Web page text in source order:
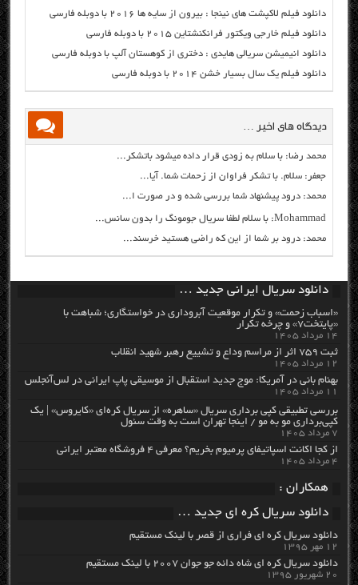
دانلود فیلم لاکپشت های نینجا : بیرون از سایه ها ۲۰۱۶ با دوبله فارسی
دانلود فیلم خارجی ویکتور فرانکنشتاین ۲۰۱۵ با دوبله فارسی
دانلود انیمیشن سریالی هایدی : دختری از کوهستان آلپ با دوبله فارسی
دانلود فیلم یک سال بسیار خشن ۲۰۱۴ با دوبله فارسی
دیدگاه های اخیر …
محمد رضا: با سلام به زودی قرار داده میشود باتشکر...
جعفر: سلام. با تشکر فراوان از زحمات شما. آیا...
محمد: درود پیشنهاد شما بررسی شده و در صورت ا...
Mohammad: با سلام لطفا سریال جومونگ را بدون سانس...
محمد: درود بر شما از این که راضی هستید خرسند...
دانلود سریال ایرانی جدید …
«اسباب زحمت» و تکرار موقعیت آبروداری در خواستگاری؛ شباهت با
«پایتخت۷» و چرخه تکرار
۱۴ مرداد ۱۴۰۵
ثبت ۷۵۹ اثر از مراسم وداع و تشییع رهبر شهید انقلاب
۱۲ مرداد ۱۴۰۵
بهنام بانی در آمریکا: موج جدید استقبال از موسیقی پاپ ایرانی در لس‌آنجلس
۱۱ مرداد ۱۴۰۵
بررسی تطبیقی کپی برداری سریال «ساهره» از سریال کره‌ای «کایروس» | یک
کپی‌برداری مو به مو / اینجا تهران است به وقت سئول
۷ مرداد ۱۴۰۵
از کجا اکانت اسپاتیفای پرمیوم بخریم؟ معرفی ۴ فروشگاه معتبر ایرانی
۴ مرداد ۱۴۰۵
همکاران :
دانلود سریال کره ای جدید …
دانلود سریال کره ای فراری از قصر با لینک مستقیم
۱۲ مهر ۱۳۹۵
دانلود سریال کره ای شاه دائه جو جوان ۲۰۰۷ با لینک مستقیم
۲۰ شهریور ۱۳۹۵